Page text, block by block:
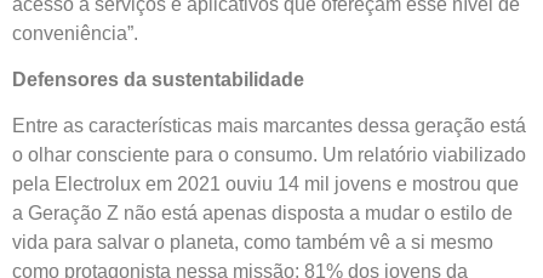
conveniência”.
Defensores da sustentabilidade
Entre as características mais marcantes dessa geração está
o olhar consciente para o consumo. Um relatório viabilizado
pela Electrolux em 2021 ouviu 14 mil jovens e mostrou que
a Geração Z não está apenas disposta a mudar o estilo de
vida para salvar o planeta, como também vê a si mesmo
como protagonista nessa missão: 81% dos jovens da